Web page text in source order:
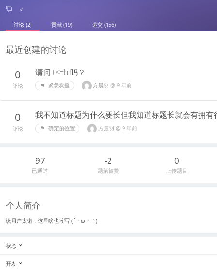
♂
讨论 (2) 贡献 (19) 递交 (156)
最近创建的讨论
0
评论
请问 t<=h 吗？
紧急救援 方晨羽 @ 9 年前
0
评论
我不知道标题为什么要长但我知道标题长就会有拥
确定的位置 方晨羽 @ 9 年前
97
已通过
-2
题解被赞
0
上传题目
个人简介
该用户太懒，这里啥也没写 (´・ω・｀)
状态
开发